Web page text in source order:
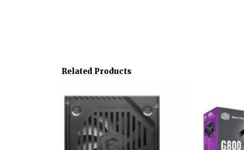
Related Products